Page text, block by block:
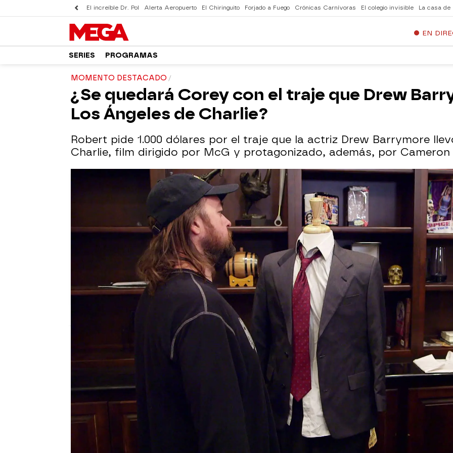
El increíble Dr. Pol Alerta Aeropuerto El Chiringuito Forjado a Fuego Crónicas Carnívoras El colegio invisible La casa de
EN
SERIES PROGRAMAS
MOMENTO DESTACADO
¿Se quedará Corey con el traje que Drew
Los Ángeles de Charlie?
Robert pide 1.000 dólares por el traje que la actriz Drew Barrymore
Charlie, film dirigido por McG y protagonizado, además, por Cameron
Publicado: 08 de enero de 2024, 21:04
WhatsappFacebook
X
Robert ha enviado por correo a La casa de empeños un traje
que llevo Drew Barrymore
en la escena que se hace pasar por
un hombre de la película de Los Ángeles de Charlie de 2000.
Corey telefonea a Robert para saber cuánto pide por él.
cliente desea venderlo por 1.000 dólares.
Según cuenta, lo